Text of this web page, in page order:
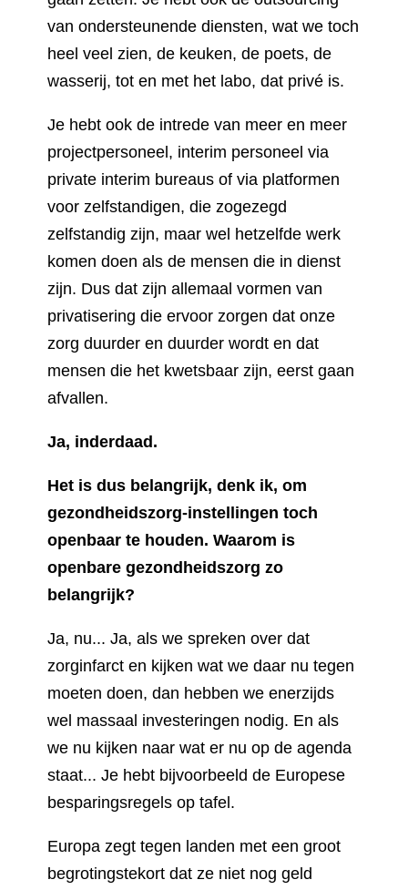
van ondersteunende diensten, wat we toch
heel veel zien, de keuken, de poets, de
wasserij, tot en met het labo, dat privé is.
Je hebt ook de intrede van meer en meer
projectpersoneel, interim personeel via
private interim bureaus of via platformen
voor zelfstandigen, die zogezegd
zelfstandig zijn, maar wel hetzelfde werk
komen doen als de mensen die in dienst
zijn. Dus dat zijn allemaal vormen van
privatisering die ervoor zorgen dat onze
zorg duurder en duurder wordt en dat
mensen die het kwetsbaar zijn, eerst gaan
afvallen.
Ja, inderdaad.
Het is dus belangrijk, denk ik, om
gezondheidszorg-instellingen toch
openbaar te houden. Waarom is
openbare gezondheidszorg zo
belangrijk?
Ja, nu... Ja, als we spreken over dat
zorginfarct en kijken wat we daar nu tegen
moeten doen, dan hebben we enerzijds
wel massaal investeringen nodig. En als
we nu kijken naar wat er nu op de agenda
staat... Je hebt bijvoorbeeld de Europese
besparingsregels op tafel.
Europa zegt tegen landen met een groot
begrotingstekort dat ze niet nog geld